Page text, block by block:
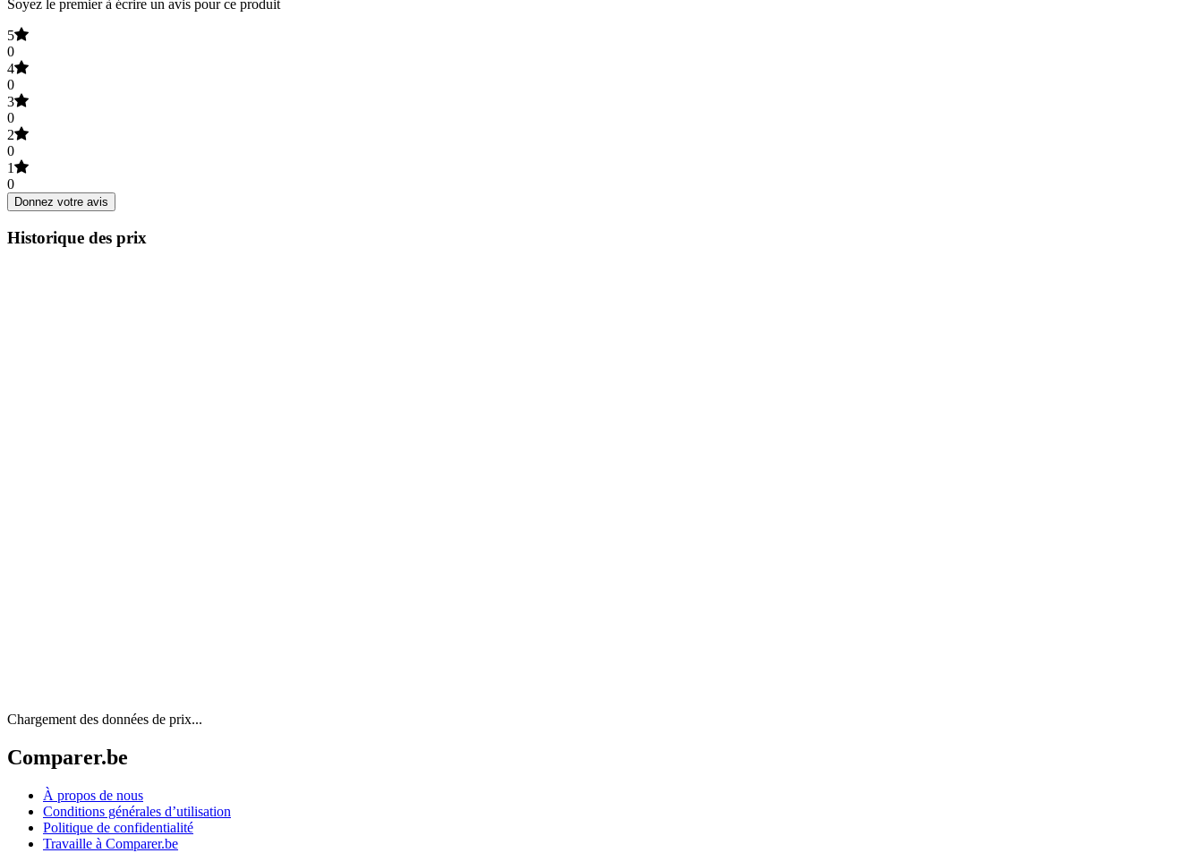
Soyez le premier à écrire un avis pour ce produit
5
0
4
0
3
0
2
0
1
0
Donnez votre avis
Historique des prix
Chargement des données de prix...
Comparer.be
À propos de nous
Conditions générales d’utilisation
Politique de confidentialité
Travaille à Comparer.be